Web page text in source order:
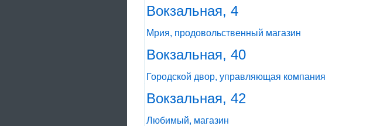
Вокзальная, 4
Мрия, продовольственный магазин
Вокзальная, 40
Городской двор, управляющая компания
Вокзальная, 42
Любимый, магазин